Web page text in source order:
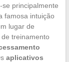
principalmente
famosa intuição
lugar de
treinamento
aplicativos